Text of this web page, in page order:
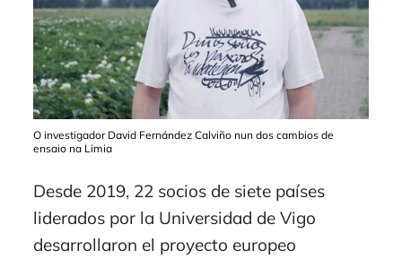
O investigador David Fernández Calviño nun dos cambios de
ensaio na Limia
Desde 2019, 22 socios de siete países
liderados por la Universidad de Vigo
desarrollaron el proyecto europeo